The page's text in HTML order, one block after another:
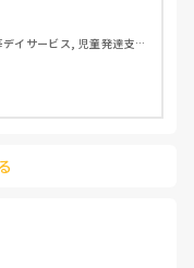
イサービス, 児童発達支援